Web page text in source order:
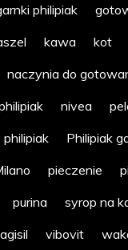
philipiak
kawa kot
naczynia do
nivea
philipiak
Philipiak
pieczenie
purina
syrop na
vibovit